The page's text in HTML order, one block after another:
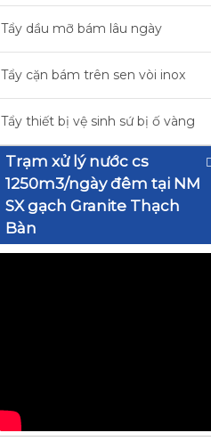
Tẩy dầu mỡ bám lâu ngày
Tẩy cặn bám trên sen vòi inox
Tẩy thiết bị vệ sinh sứ bị ố vàng
Trạm xử lý nước cs
1250m3/ngày đêm tại NM
SX gạch Granite Thạch
Bàn